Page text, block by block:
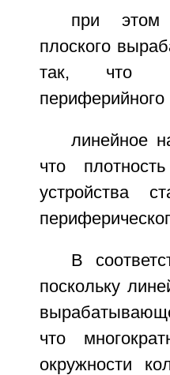
при этом
плоского
так, что
периферийного
линейное
что
устройства
В
поскольку
что
окружности